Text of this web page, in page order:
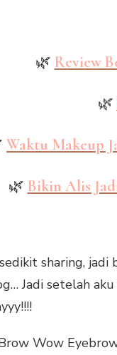
🌿 Review
🌿
Waktu Makeup
🌿 Bikin Alis
sharing,
Jadi setelah
Wow